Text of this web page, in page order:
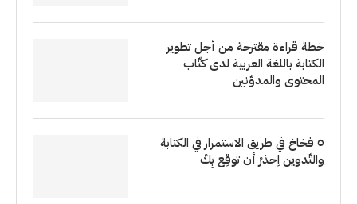
خطة قراءة مقترحة من أجل تطوير
الكتابة باللغة العربية لدى كتّاب
المحتوى والمدوّنين
٥ فخاخ في طريق الاستمرار في الكتابة
والتّدوين اِحذرْ أن توقِع بِكْ